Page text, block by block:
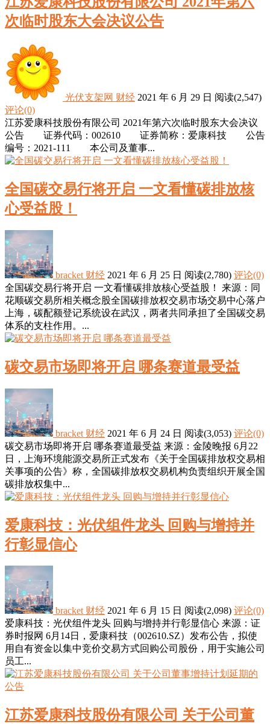
次临时股东大会决议公告
光伏支架网 财经 2021 年 6 月 29 日 阅读(2,547)
评论(0)
江苏爱康科技股份有限公司 2021年第六次临时股东大会决议
公告 证券代码：002610 证券简称：爱康科技 公告
编号：2021-111 本公司及董事...
全国碳交易行将开启 一文看懂碳排放核
心受益股！
bracket 财经 2021 年 6 月 25 日 阅读(2,780) 评论(0)
全国碳交易行将开启 一文看懂碳排放核心受益股！ 来源：同
花顺碳交易所相关概念股全国碳排放权交易市场交易中心落户
上海，碳配额登记系统设在武汉，两者共同承担了全国碳交易
体系的支柱作用。...
碳交易市场即将开启 哪条赛道最受益
bracket 财经 2021 年 6 月 24 日 阅读(3,053) 评论(0)
碳交易市场即将开启 哪条赛道最受益 来源：金陵晚报 6月22
日，上海环境能源交易所正式发布《关于全国碳排放权交易相
关事项的公告》称，全国碳排放权交易机构负责组织开展全国
碳排放权集中...
爱康科技：光伏组件龙头 回购与增持并
行彰显信心
bracket 财经 2021 年 6 月 15 日 阅读(2,098) 评论(0)
爱康科技：光伏组件龙头 回购与增持并行彰显信心 来源：证
券时报网 6月14日，爱康科技（002610.SZ）发布公告，拟使
用自有资金以集中竞价交易方式回购公司股份，用于实施公司
员工...
江苏爱康科技股份有限公司 关于公司董